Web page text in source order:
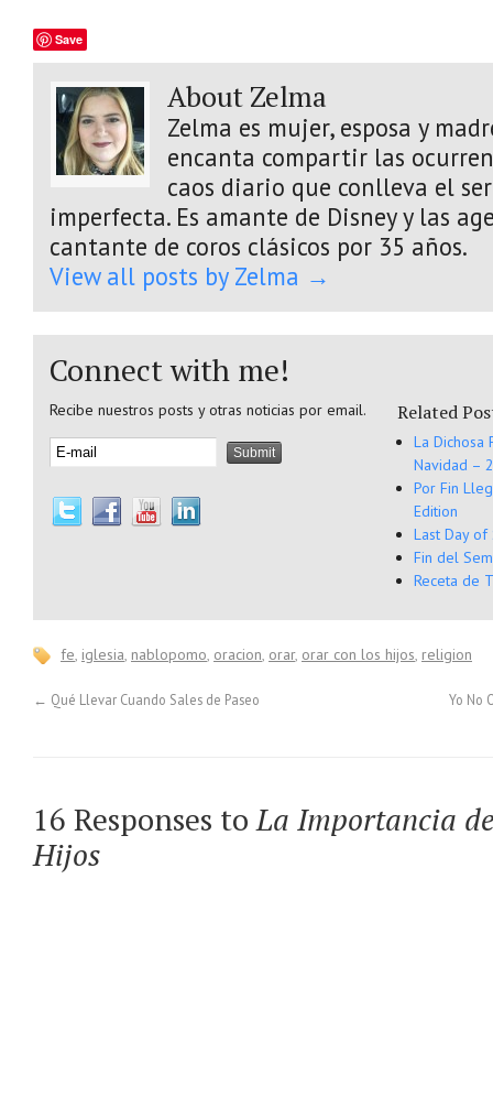
Save
About Zelma
Zelma es mujer, esposa y
encanta compartir las
caos diario que conlleva el
imperfecta. Es amante de Disney y las
cantante de coros clásicos por 35 años.
View all posts by Zelma →
Connect with me!
Recibe nuestros posts y otras noticias por email. Related
La Dichosa
Navidad –
Por Fin
Edition
Last Day of
Fin del
Receta de
fe, iglesia, nablopomo, oracion, orar, orar con los hijos, religion
← Qué Llevar Cuando Sales de Paseo Yo No
16 Responses toLa Importancia
Hijos